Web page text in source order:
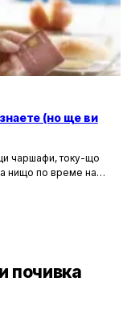
(но ще ви
чаршафи, току-що
нищо по време на
почивка